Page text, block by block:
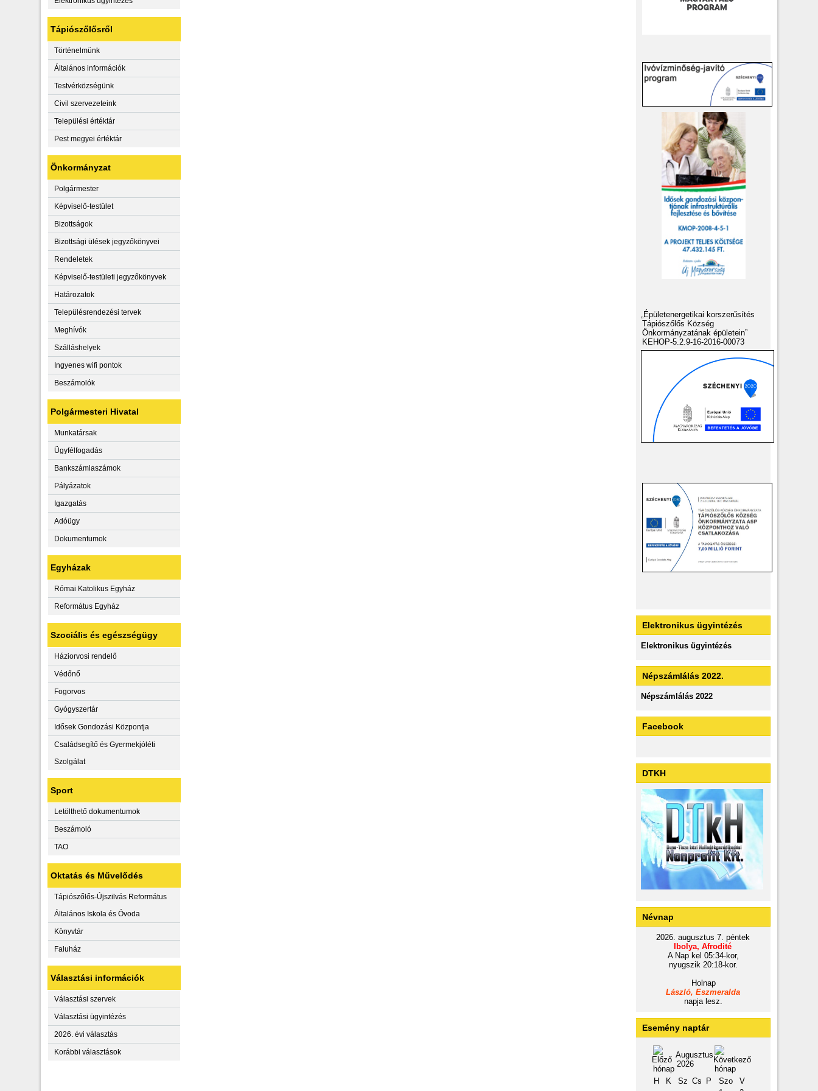
Tápiószőlősről
Történelmünk
Általános információk
Testvérközségünk
Civil szervezeteink
Települési értéktár
Pest megyei értéktár
Önkormányzat
Polgármester
Képviselő-testület
Bizottságok
Bizottsági ülések jegyzőkönyvei
Rendeletek
Képviselő-testületi jegyzőkönyvek
Határozatok
Településrendezési tervek
Meghívók
Szálláshelyek
Ingyenes wifi pontok
Beszámolók
Polgármesteri Hivatal
Munkatársak
Ügyfélfogadás
Bankszámlaszámok
Pályázatok
Igazgatás
Adóügy
Dokumentumok
Egyházak
Római Katolikus Egyház
Református Egyház
Szociális és egészségügy
Háziorvosi rendelő
Védőnő
Fogorvos
Gyógyszertár
Idősek Gondozási Központja
Családsegítő és Gyermekjóléti
Szolgálat
Sport
Letölthető dokumentumok
Beszámoló
TAO
Oktatás és Művelődés
Tápiószőlős-Újszilvás Református
Általános Iskola és Óvoda
Könyvtár
Faluház
Választási információk
Választási szervek
Választási ügyintézés
2026. évi választás
Korábbi választások
„Épületenergetikai korszerűsítés
Tápiószőlős Község
Önkormányzatának épületein”
KEHOP-5.2.9-16-2016-00073
Elektronikus ügyintézés
Elektronikus ügyintézés
Népszámlálás 2022.
Népszámlálás 2022
Facebook
DTKH
Névnap
2026. augusztus 7. péntek
Ibolya, Afrodité
A Nap kel 05:34-kor,
nyugszik 20:18-kor.
Holnap
László, Eszmeralda
napja lesz.
Esemény naptár
Augusztus
2026
H
K Sz Cs P Szo
V